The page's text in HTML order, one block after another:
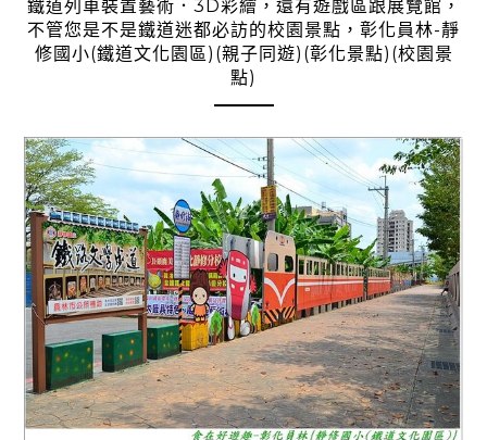
鐵道列車裝置藝術．3D彩繪，還有遊戲區跟展覽館，
不管您是不是鐵道迷都必訪的校園景點，彰化員林-靜
修國小(鐵道文化園區)(親子同遊)(彰化景點)(校園景
點)